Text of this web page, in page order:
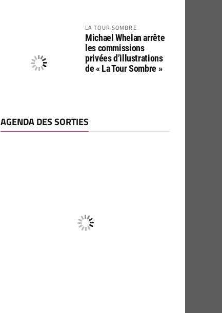
LA TOUR SOMBRE
Michael Whelan arrête
les commissions
privées d’illustrations
de « La Tour Sombre »
AGENDA DES SORTIES